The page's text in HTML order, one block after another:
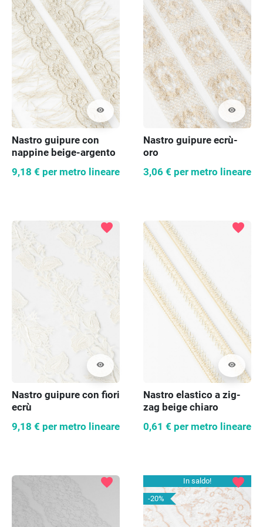
visibility
Nastro guipure con
nappine beige-argento
9,18 € per metro lineare
visibility
Nastro guipure ecrù-
oro
3,06 € per metro lineare
visibility
favorite
Nastro guipure con fiori
ecrù
9,18 € per metro lineare
visibility
favorite
Nastro elastico a zig-
zag beige chiaro
0,61 € per metro lineare
favorite
In saldo!
-20%
favorite